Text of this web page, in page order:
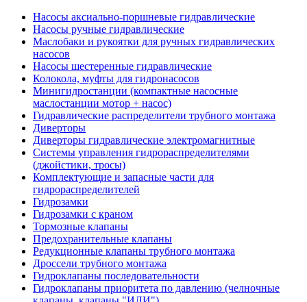
Насосы аксиально-поршневые гидравлические
Насосы ручные гидравлические
Маслобаки и рукоятки для ручных гидравлических
насосов
Насосы шестеренные гидравлические
Колокола, муфты для гидронасосов
Минигидростанции (компактные насосные
маслостанции мотор + насос)
Гидравлические распределители трубного монтажа
Диверторы
Диверторы гидравлические электромагнитные
Системы управления гидрораспределителями
(джойстики, тросы)
Комплектующие и запасные части для
гидрораспределителей
Гидрозамки
Гидрозамки с краном
Тормозные клапаны
Предохранительные клапаны
Редукционные клапаны трубного монтажа
Дроссели трубного монтажа
Гидроклапаны последовательности
Гидроклапаны приоритета по давлению (челночные